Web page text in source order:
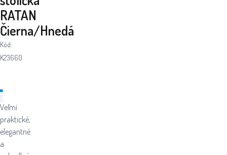
RATAN
Čierna/Hnedá
Kód:
K23660
Veľmi
praktické,
elegantné
a